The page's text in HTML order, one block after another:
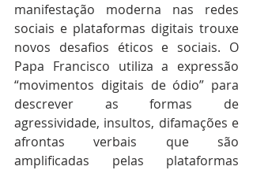
manifestação moderna nas redes
sociais e plataformas digitais trouxe
novos desafios éticos e sociais. O
Papa Francisco utiliza a expressão
“movimentos digitais de ódio” para
descrever as formas de
agressividade, insultos, difamações e
afrontas verbais que são
amplificadas pelas plataformas